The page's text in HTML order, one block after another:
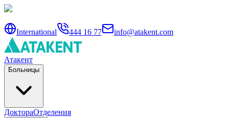
International 444 16 77 info@atakent.com
Атакент
Больницы
ДоктораОтделения